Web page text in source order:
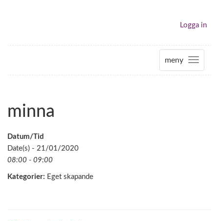
Logga in
meny
T
o
minna
Datum/Tid
Date(s) - 21/01/2020
08:00 - 09:00
Kategorier: Eget skapande